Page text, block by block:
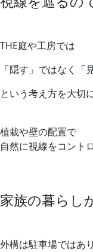
THE庭や工房では
「隠す」ではなく「
という考え方を大切
植栽や壁の配置で
自然に視線をコント
家族の暮らし
外構は駐車場ではあ